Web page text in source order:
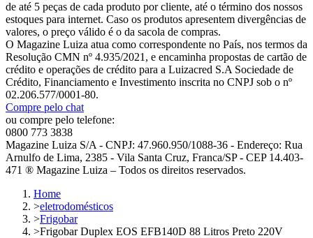
de até 5 peças de cada produto por cliente, até o término dos nossos
estoques para internet. Caso os produtos apresentem divergências de
valores, o preço válido é o da sacola de compras.
O Magazine Luiza atua como correspondente no País, nos termos da
Resolução CMN nº 4.935/2021, e encaminha propostas de cartão de
crédito e operações de crédito para a Luizacred S.A Sociedade de
Crédito, Financiamento e Investimento inscrita no CNPJ sob o nº
02.206.577/0001-80.
Compre pelo chat
ou compre pelo telefone:
0800 773 3838
Magazine Luiza S/A - CNPJ: 47.960.950/1088-36 - Endereço: Rua
Arnulfo de Lima, 2385 - Vila Santa Cruz, Franca/SP - CEP 14.403-
471 ® Magazine Luiza – Todos os direitos reservados.
Home
>eletrodomésticos
>Frigobar
>Frigobar Duplex EOS EFB140D 88 Litros Preto 220V